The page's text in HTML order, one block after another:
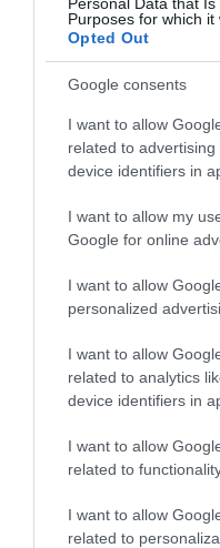
Purposes for which it
Opted Out
Google consents
I want to allow
related to
device identifiers in
I want to allow my
Google for online
I want to allow
personalized
I want to allow
related to analytics
device identifiers in
I want to allow
related to
I want to allow
related to
Keress rá,
repjegy,
Együtt repülni
ami közelebb hoz
Türelem, tervezés és
közös élmény minden
A háziállattal való
ismeri előre a
élmény egyszerű és
kedvence együtt